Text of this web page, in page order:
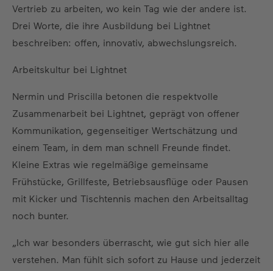
Vertrieb zu arbeiten, wo kein Tag wie der andere ist.
Drei Worte, die ihre Ausbildung bei Lightnet
beschreiben: offen, innovativ, abwechslungsreich.
Arbeitskultur bei Lightnet
Nermin und Priscilla betonen die respektvolle
Zusammenarbeit bei Lightnet, geprägt von offener
Kommunikation, gegenseitiger Wertschätzung und
einem Team, in dem man schnell Freunde findet.
Kleine Extras wie regelmäßige gemeinsame
Frühstücke, Grillfeste, Betriebsausflüge oder Pausen
mit Kicker und Tischtennis machen den Arbeitsalltag
noch bunter.
„Ich war besonders überrascht, wie gut sich hier alle
verstehen. Man fühlt sich sofort zu Hause und jederzeit